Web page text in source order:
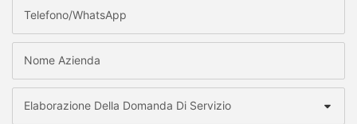
Telefono/WhatsApp
Nome Azienda
Elaborazione Della Domanda Di Servizio